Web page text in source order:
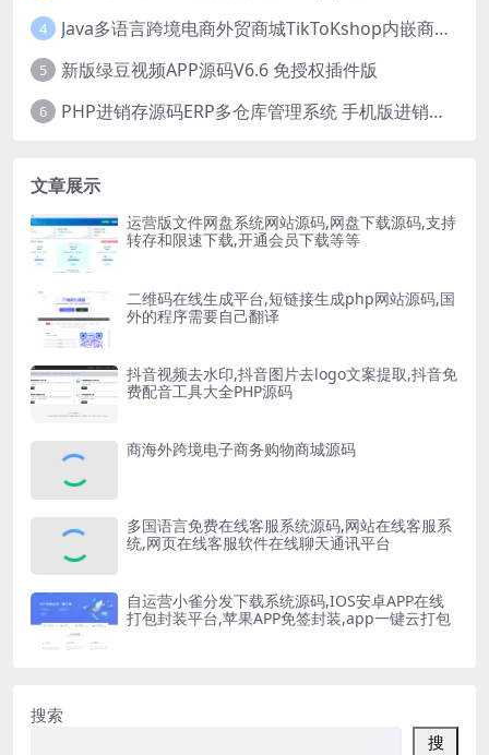
4 Java多语言跨境电商外贸商城TikToKshop内嵌商城I商家入驻I一键铺
5 新版绿豆视频APP源码V6.6 免授权插件版
6 PHP进销存源码ERP多仓库管理系统 手机版进销存 php网络版进销存小程序
文章展示
运营版文件网盘系统网站源码,网盘下载源码,支持
转存和限速下载,开通会员下载等等
二维码在线生成平台,短链接生成php网站源码,国
外的程序需要自己翻译
抖音视频去水印,抖音图片去logo文案提取,抖音免
费配音工具大全PHP源码
商海外跨境电子商务购物商城源码
多国语言免费在线客服系统源码,网站在线客服系
统,网页在线客服软件在线聊天通讯平台
自运营小雀分发下载系统源码,IOS安卓APP在线
打包封装平台,苹果APP免签封装,app一键云打包
搜索
搜